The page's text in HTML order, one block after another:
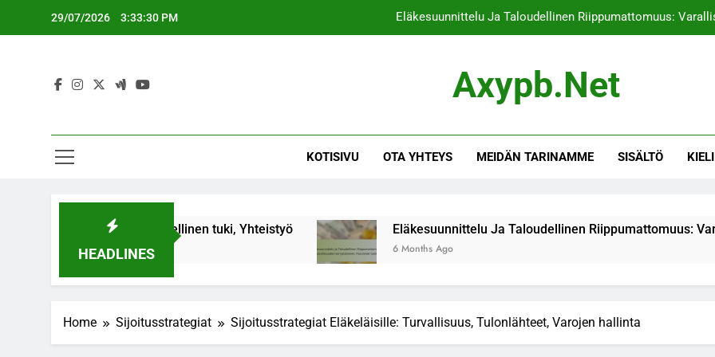
29/07/2026 3:33:31 PM Eläkesuunnittelu Ja Taloudellinen Riippumattomuus:
Eläkesuunnittelu Ja Eläkeoikeudet:
Eläkesuunnittelu Ja Taloudellinen Riippumattomuus:
Eläkesuunnittelu Ja Eläkeoikeudet:
Axypb.net
KOTISIVU OTA YHTEYS MEIDÄN TARINAMME SISÄLTÖ KIELI
HEADLINES
Taloudellinen tuki, Yhteistyö Eläkesuunnittelu Ja Taloudellinen Riippumattomuus: Varallisuuden
6 Months Ago
Home Sijoitusstrategiat Sijoitusstrategiat Eläkeläisille: Turvallisuus, Tulonlähteet, Varojen hallinta